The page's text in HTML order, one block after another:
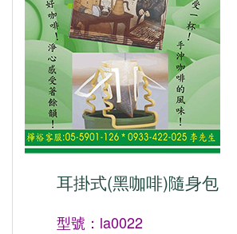
耳掛式(黑咖啡)隨身包
型號：la0022